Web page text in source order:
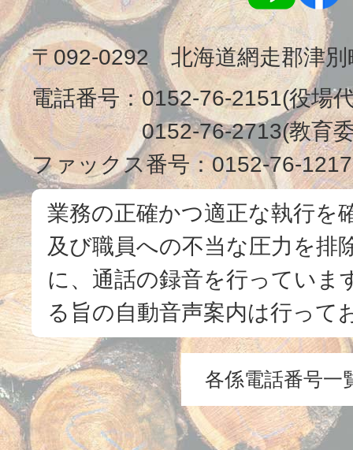
〒092-0292 北海道網走郡津別
電話番号：0152-76-2151(役場
0152-76-2713(教育
ファックス番号：0152-76-1217
業務の正確かつ適正な執行を
及び職員への不当な圧力を排
に、通話の録音を行っていま
る旨の自動音声案内は行って
各係電話番号一